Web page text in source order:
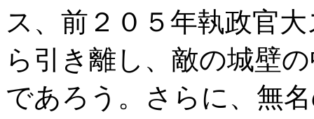
ス、前２０５年執政官
ら引き離し、敵の城壁
であろう。さらに、無